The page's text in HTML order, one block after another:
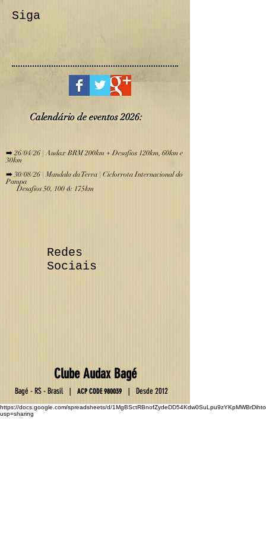
Siga
Calendário de eventos 2026:
➡️ 26/04/26 | Audax BRM 200km + Desafios 120km, 60km e
30km
➡️ 30/08/26 | Mandala da Terra | Ciclorrota Internacional do
Pampa
Desafios 50, 100 & 175km
Redes
Sociais
ClubeAudax Bagé
Bagé - RS - Brasil|ACP CODE980039 |Desde 2012
https://docs.google.com/spreadsheets/d/
usp=sharing